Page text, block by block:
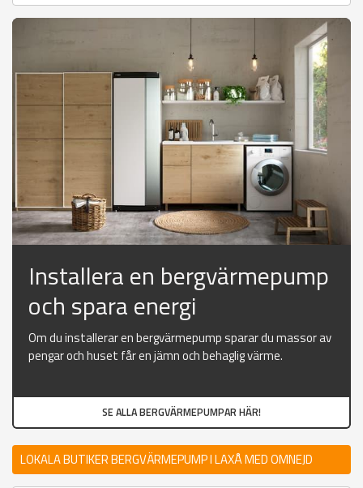
Installera en bergvärmepump
och spara energi
Om du installerar en bergvärmepump sparar du massor av
pengar och huset får en jämn och behaglig värme.
SE ALLA BERGVÄRMEPUMPAR HÄR!
LOKALA BUTIKER BERGVÄRMEPUMP I LAXÅ MED OMNEJD